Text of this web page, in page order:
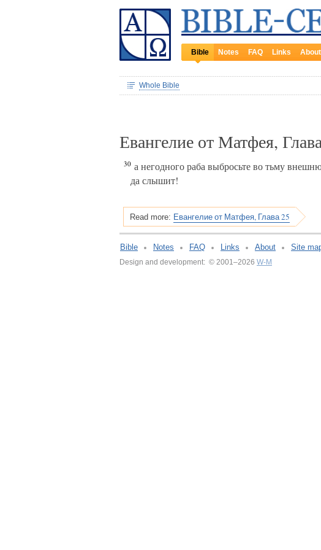
Bible Notes FAQ Links About
Whole Bible
Евангелие от Матфея,
30 а негодного раба выбросьте во тьму
да слышит!
Read more: Евангелие от Матфея, Глава 25
Bible Notes FAQ Links About Site
Design and development: © 2001–2026 W-M